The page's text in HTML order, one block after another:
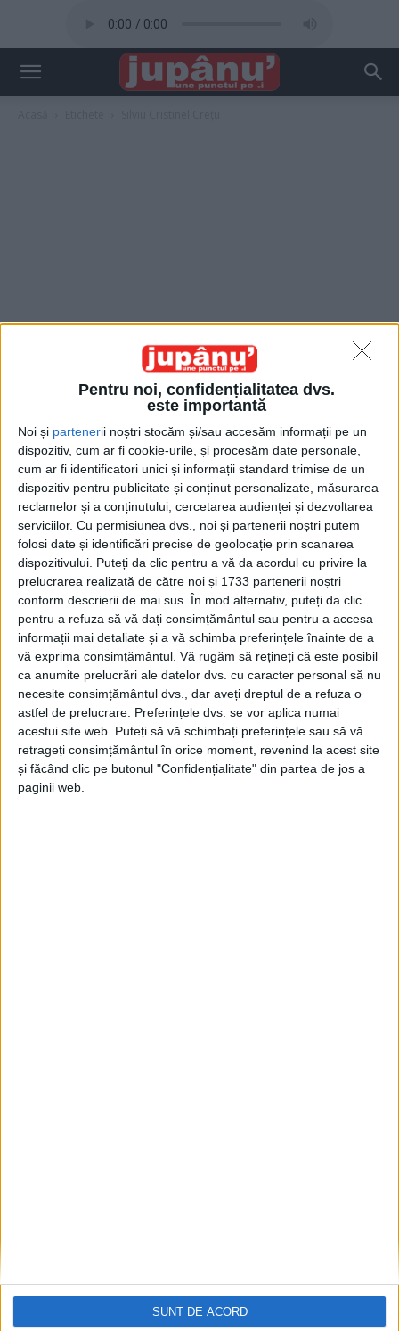
Pentru noi, confidențialitatea dvs.
este importantă
Noi și partenerii noștri stocăm și/sau accesăm informații pe un
dispozitiv, cum ar fi cookie-urile, și procesăm date personale,
cum ar fi identificatori unici și informații standard trimise de un
dispozitiv pentru publicitate și conținut personalizate, măsurarea
reclamelor și a conținutului, cercetarea audienței și dezvoltarea
serviciilor. Cu permisiunea dvs., noi și partenerii noștri putem
folosi date și identificări precise de geolocație prin scanarea
dispozitivului. Puteți da clic pentru a vă da acordul cu privire la
prelucrarea realizată de către noi și 1733 partenerii noștri
conform descrierii de mai sus. În mod alternativ, puteți da clic
pentru a refuza să vă dați consimțământul sau pentru a accesa
informații mai detaliate și a vă schimba preferințele înainte de a
vă exprima consimțământul. Vă rugăm să rețineți că este posibil
ca anumite prelucrări ale datelor dvs. cu caracter personal să nu
necesite consimțământul dvs., dar aveți dreptul de a refuza o
astfel de prelucrare. Preferințele dvs. se vor aplica numai
acestui site web. Puteți să vă schimbați preferințele sau să vă
retrageți consimțământul în orice moment, revenind la acest site
și făcând clic pe butonul "Confidențialitate" din partea de jos a
paginii web.
SUNT DE ACORD
Etichetă: Silviu Cristinel Crețu
Nevoia de perfecționare